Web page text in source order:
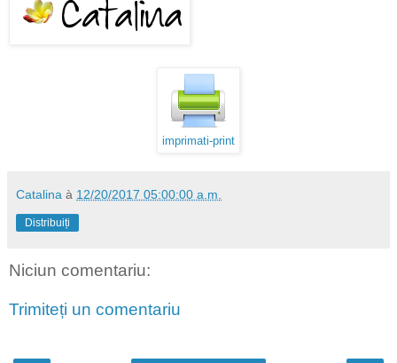
imprimati-print
Catalina à 12/20/2017 05:00:00 a.m.
Distribuiți
Niciun comentariu:
Trimiteți un comentariu